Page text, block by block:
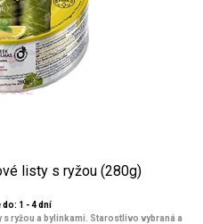
listy s ryžou (280g)
do: 1 - 4 dní
ryžou a bylinkami. Starostlivo vybraná a